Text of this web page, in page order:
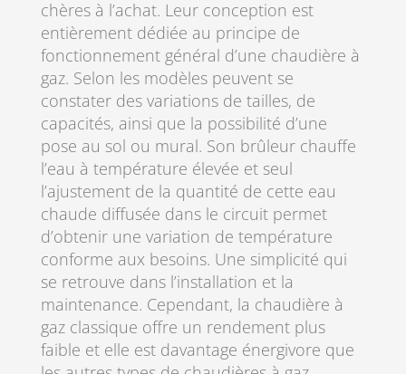
chères à l’achat. Leur conception est
entièrement dédiée au principe de
fonctionnement général d’une chaudière à
gaz. Selon les modèles peuvent se
constater des variations de tailles, de
capacités, ainsi que la possibilité d’une
pose au sol ou mural. Son brûleur chauffe
l’eau à température élevée et seul
l’ajustement de la quantité de cette eau
chaude diffusée dans le circuit permet
d’obtenir une variation de température
conforme aux besoins. Une simplicité qui
se retrouve dans l’installation et la
maintenance. Cependant, la chaudière à
gaz classique offre un rendement plus
faible et elle est davantage énergivore que